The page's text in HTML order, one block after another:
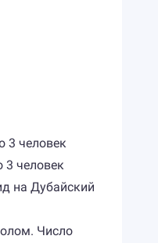
3 человек
3 человек
на Дубайский
Число